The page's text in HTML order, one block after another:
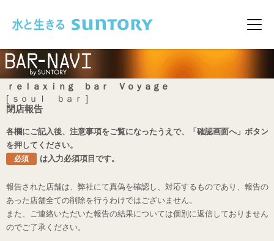
メ
ｒｅｌａｘｉｎｇ ｂａｒ Ｖｏｙａｇｅ
[ ｓｏｕｌ ｂａｒ ]
閉店報告
各欄にご記入後、注意事項をご覧になったうえで、「確認画面へ」ボタン
を押してください。
必須 は入力必須項目です。
報告された店舗は、弊社にて真偽を確認し、対応するものであり、報告の
あった店舗全ての削除を行うわけではございません。
また、ご連絡いただいた報告の結果については個別に返信しておりません
のでご了承ください。